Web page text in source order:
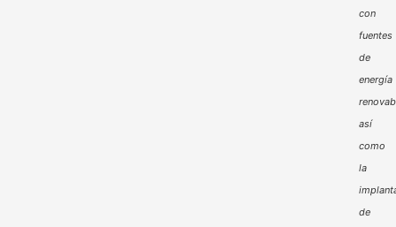
con
fuentes
de
energía
así
como
la
de